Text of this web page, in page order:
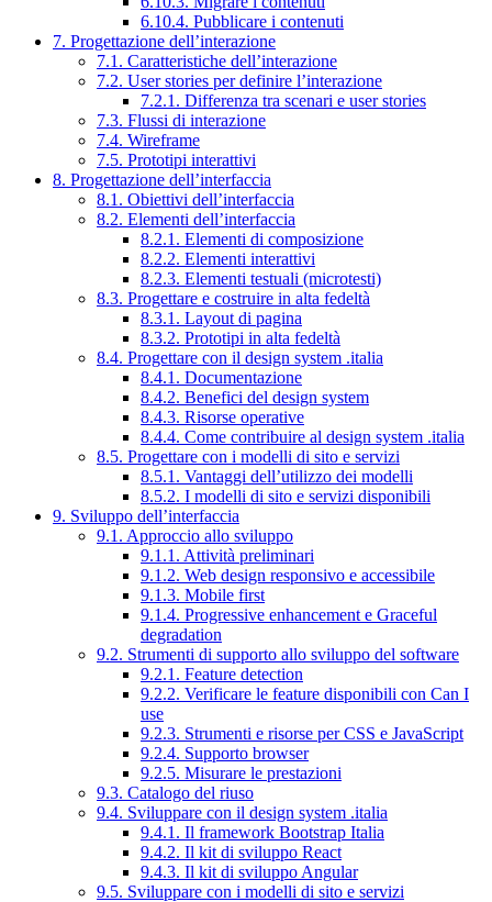
6.10.4. Pubblicare i contenuti
7. Progettazione dell’interazione
7.1. Caratteristiche dell’interazione
7.2. User stories per definire l’interazione
7.2.1. Differenza tra scenari e user stories
7.3. Flussi di interazione
7.4. Wireframe
7.5. Prototipi interattivi
8. Progettazione dell’interfaccia
8.1. Obiettivi dell’interfaccia
8.2. Elementi dell’interfaccia
8.2.1. Elementi di composizione
8.2.2. Elementi interattivi
8.2.3. Elementi testuali (microtesti)
8.3. Progettare e costruire in alta fedeltà
8.3.1. Layout di pagina
8.3.2. Prototipi in alta fedeltà
8.4. Progettare con il design system .italia
8.4.1. Documentazione
8.4.2. Benefici del design system
8.4.3. Risorse operative
8.4.4. Come contribuire al design system .italia
8.5. Progettare con i modelli di sito e servizi
8.5.1. Vantaggi dell’utilizzo dei modelli
8.5.2. I modelli di sito e servizi disponibili
9. Sviluppo dell’interfaccia
9.1. Approccio allo sviluppo
9.1.1. Attività preliminari
9.1.2. Web design responsivo e accessibile
9.1.3. Mobile first
9.1.4. Progressive enhancement e Graceful
degradation
9.2. Strumenti di supporto allo sviluppo del software
9.2.1. Feature detection
9.2.2. Verificare le feature disponibili con Can I
use
9.2.3. Strumenti e risorse per CSS e JavaScript
9.2.4. Supporto browser
9.2.5. Misurare le prestazioni
9.3. Catalogo del riuso
9.4. Sviluppare con il design system .italia
9.4.1. Il framework Bootstrap Italia
9.4.2. Il kit di sviluppo React
9.4.3. Il kit di sviluppo Angular
9.5. Sviluppare con i modelli di sito e servizi